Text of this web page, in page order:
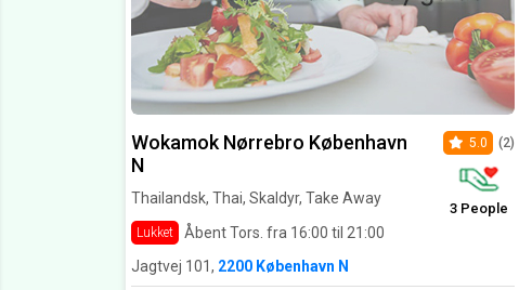
Wokamok Nørrebro København
N
Thailandsk, Thai, Skaldyr, Take Away
Lukket Åbent Tors. fra 16:00 til 21:00
5.0 (2)
3 People
Jagtvej 101, 2200 København N